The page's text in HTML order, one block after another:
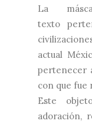
La
texto
actual
pertenecer
con que fue
Este
adoración,